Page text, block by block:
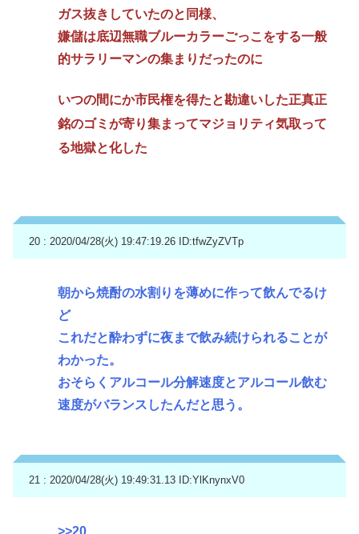
ガス抜きしていたのと同様、
嫌儲は底辺無職ブルーカラーごっこをする一般
的サラリーマンの集まりだったのに
いつの間にか市民権を得たと勘違いした正真正
銘のゴミが寄り集まってマジョリティ気取って
る地獄と化した
20 : 2020/04/28(火) 19:47:19.26 ID:tfwZyZVTp
朝から焼酎の水割りを薄めに作って飲んでるけ
ど
これだと酔わずに夜まで飲み続けられることが
わかった。
おそらくアルコール分解速度とアルコール飲む
速度がバランスしたんだと思う。
21 : 2020/04/28(火) 19:49:31.13 ID:YlKnynxV0
>>20